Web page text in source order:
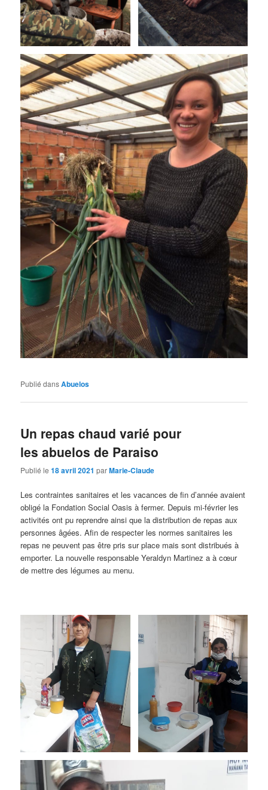
Publié dansAbuelos
Un repas chaud varié pour
les abuelos de Paraiso
Publié le18 avril 2021 parMarie-Claude
Les contraintes sanitaires et les vacances de fin d’année avaient
obligé la Fondation Social Oasis à fermer. Depuis mi-février les
activités ont pu reprendre ainsi que la distribution de repas aux
personnes âgées. Afin de respecter les normes sanitaires les
repas ne peuvent pas être pris sur place mais sont distribués à
emporter. La nouvelle responsable Yeraldyn Martinez a à cœur
de mettre des légumes au menu.